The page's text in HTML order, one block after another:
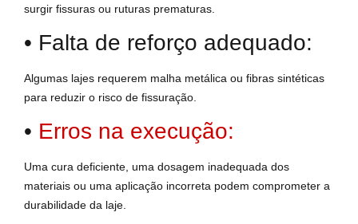
surgir fissuras ou ruturas prematuras.
• Falta de reforço adequado:
Algumas lajes requerem malha metálica ou fibras sintéticas
para reduzir o risco de fissuração.
• Erros na execução:
Uma cura deficiente, uma dosagem inadequada dos
materiais ou uma aplicação incorreta podem comprometer a
durabilidade da laje.